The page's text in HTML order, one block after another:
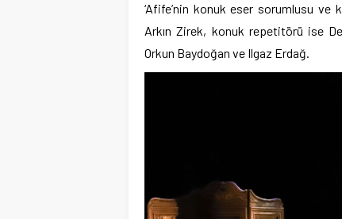
‘Afife’nin konuk eser sorumlusu ve
Arkın Zirek, konuk repetitörü ise
Orkun Baydoğan ve Ilgaz Erdağ.